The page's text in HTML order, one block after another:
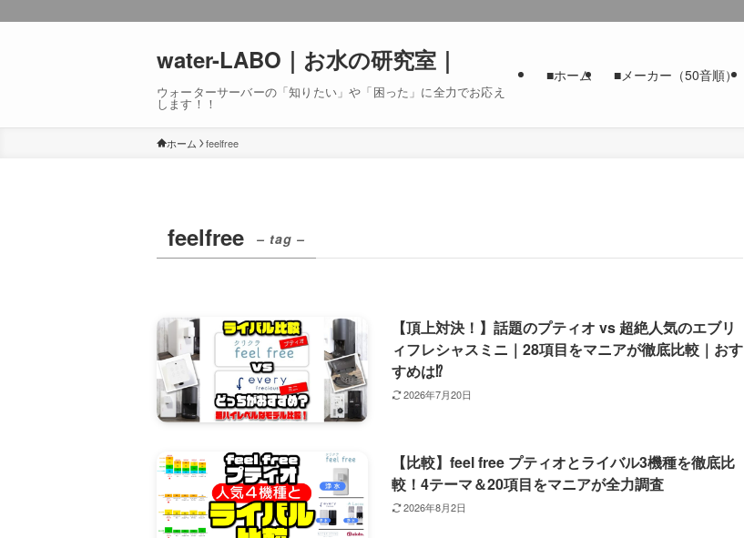
water-LABO｜お水の研究室｜
ウォーターサーバーの「知りたい」や「困った」に全力でお応え
します！！
■ホーム ■メーカー（50音順）
ホーム feelfree
feelfree – tag –
【頂上対決！】話題のプティオ vs 超絶人気のエブリ
ィフレシャスミニ｜28項目をマニアが徹底比較｜おす
すめは⁉
2026年7月20日
【比較】feel free プティオとライバル3機種を徹底比
較！4テーマ＆20項目をマニアが全力調査
2026年8月2日